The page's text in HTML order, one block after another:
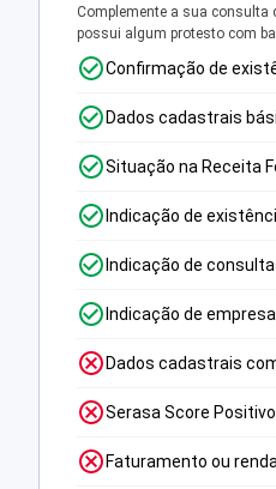
Complemente a sua consulta
possui algum protesto com
Confirmação de
Dados cadastrais
Situação na Receita
Indicação de
Indicação de
Indicação de
Dados cadastrais
Serasa Score Positivo
Faturamento ou